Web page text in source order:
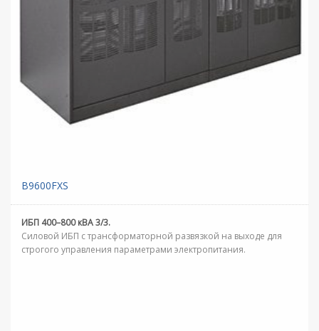
B9600FXS
ИБП 400–800 кВА 3/3.
Силовой ИБП с трансформаторной развязкой на выходе для
строгого управления параметрами электропитания.